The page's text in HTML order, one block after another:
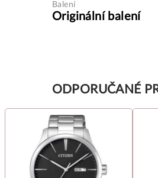
Balení
Originální balení
ODPORUČANÉ